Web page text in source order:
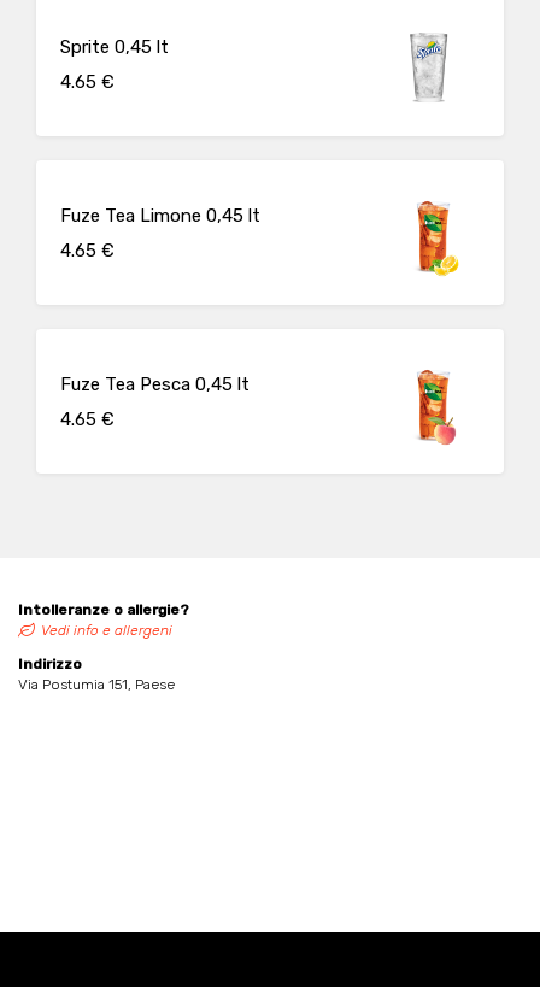
Sprite 0,45 lt
4.65 €
Fuze Tea Limone 0,45 lt
4.65 €
Fuze Tea Pesca 0,45 lt
4.65 €
Intolleranze o allergie?
Vedi info e allergeni
Indirizzo
Via Postumia 151, Paese